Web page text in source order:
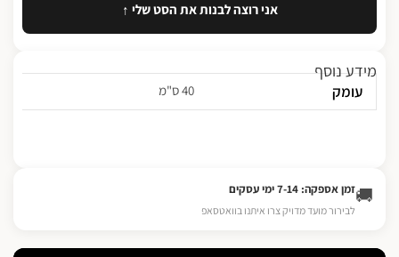
אני רוצה לבנות את הסט שלי ↑
מידע נוסף
עומק 40 ס"מ
🚚זמן אספקה: 7-14 ימי עסקים
לבירור מועד מדויק צרו איתנו בוואטסאפ